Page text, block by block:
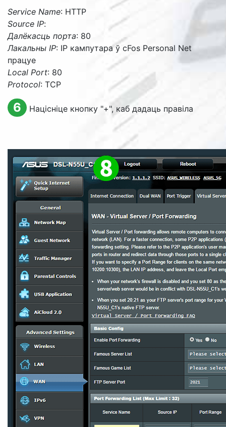
Service Name: HTTP
Source IP:
Далёкасць порта: 80
Лакальны IP: IP кампутара ў cFos Personal Net
працуе
Local Port: 80
Protocol: TCP
6 Націсніце кнопку "+", каб дадаць правіла